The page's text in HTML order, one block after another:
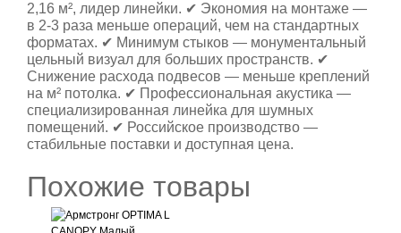
2,16 м², лидер линейки. ✔ Экономия на монтаже —
в 2-3 раза меньше операций, чем на стандартных
форматах. ✔ Минимум стыков — монументальный
цельный визуал для больших пространств. ✔
Снижение расхода подвесов — меньше креплений
на м² потолка. ✔ Профессиональная акустика —
специализированная линейка для шумных
помещений. ✔ Российское производство —
стабильные поставки и доступная цена.
Похожие товары